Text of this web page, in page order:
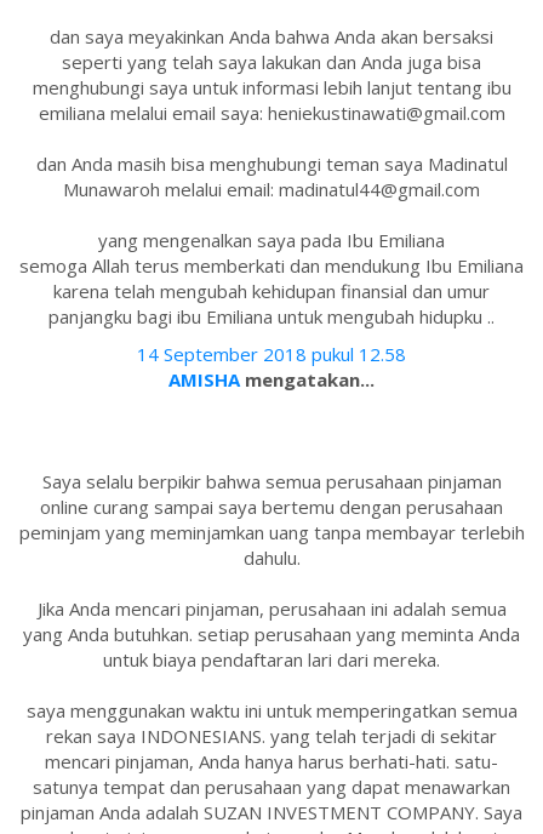
dan saya meyakinkan Anda bahwa Anda akan bersaksi
seperti yang telah saya lakukan dan Anda juga bisa
menghubungi saya untuk informasi lebih lanjut tentang ibu
emiliana melalui email saya: heniekustinawati@gmail.com
dan Anda masih bisa menghubungi teman saya Madinatul
Munawaroh melalui email: madinatul44@gmail.com
yang mengenalkan saya pada Ibu Emiliana
semoga Allah terus memberkati dan mendukung Ibu Emiliana
karena telah mengubah kehidupan finansial dan umur
panjangku bagi ibu Emiliana untuk mengubah hidupku ..
14 September 2018 pukul 12.58
AMISHAmengatakan...
Saya selalu berpikir bahwa semua perusahaan pinjaman
online curang sampai saya bertemu dengan perusahaan
peminjam yang meminjamkan uang tanpa membayar terlebih
dahulu.
Jika Anda mencari pinjaman, perusahaan ini adalah semua
yang Anda butuhkan. setiap perusahaan yang meminta Anda
untuk biaya pendaftaran lari dari mereka.
saya menggunakan waktu ini untuk memperingatkan semua
rekan saya INDONESIANS. yang telah terjadi di sekitar
mencari pinjaman, Anda hanya harus berhati-hati. satu-
satunya tempat dan perusahaan yang dapat menawarkan
pinjaman Anda adalah SUZAN INVESTMENT COMPANY. Saya